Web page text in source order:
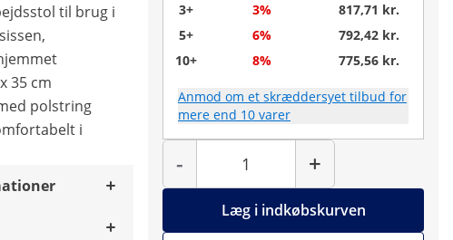
3+
3%
817,71 kr.
5+
6%
792,42 kr.
10+
8% 775,56 kr.
Anmod om et skræddersyet tilbud for
mere end 10 varer
-
Antal
+
Læg i indkøbskurven
til brug i
35 cm
polstring
i